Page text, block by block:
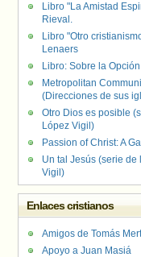
Libro "La Amistad
Rieval.
Libro "Otro
Lenaers
Libro: Sobre la
Metropolitan
(Direcciones de sus
Otro Dios es posible
López Vigil)
Passion of Christ: A
Un tal Jesús (serie
Vigil)
Enlaces cristianos
Amigos de Tomás
Apoyo a Juan Masiá